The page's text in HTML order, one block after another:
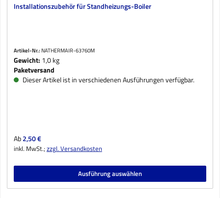
Installationszubehör für Standheizungs-Boiler
Artikel-Nr.: NATHERMAIR-63760M
Gewicht: 1,0 kg
Paketversand
Dieser Artikel ist in verschiedenen Ausführungen verfügbar.
Regulärer Preis:
Ab2,50 €
inkl. MwSt.;zzgl. Versandkosten
Ausführung auswählen